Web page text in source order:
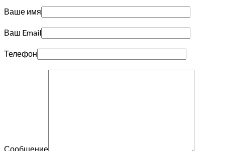
Ваше имя
Ваш Email
Телефон
Сообщение